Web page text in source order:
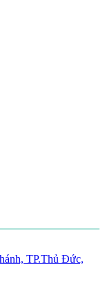
TP.Thủ Đức,